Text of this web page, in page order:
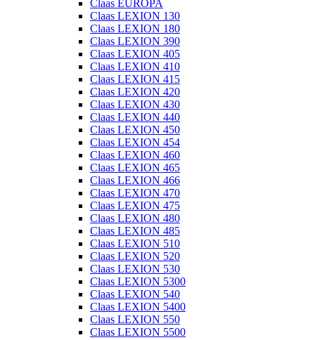
Claas EUROPA
Claas LEXION 130
Claas LEXION 180
Claas LEXION 390
Claas LEXION 405
Claas LEXION 410
Claas LEXION 415
Claas LEXION 420
Claas LEXION 430
Claas LEXION 440
Claas LEXION 450
Claas LEXION 454
Claas LEXION 460
Claas LEXION 465
Claas LEXION 466
Claas LEXION 470
Claas LEXION 475
Claas LEXION 480
Claas LEXION 485
Claas LEXION 510
Claas LEXION 520
Claas LEXION 530
Claas LEXION 5300
Claas LEXION 540
Claas LEXION 5400
Claas LEXION 550
Claas LEXION 5500